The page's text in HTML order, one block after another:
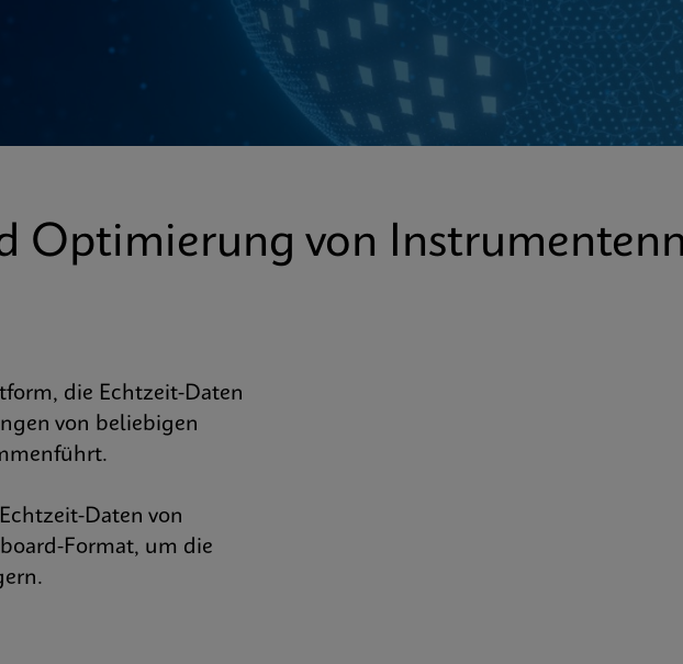
Optimierung von
die Echtzeit-Daten
von beliebigen
Daten von
Format, um die